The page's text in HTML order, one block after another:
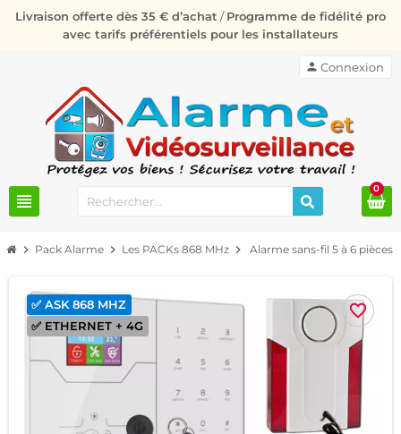
Livraison offerte dès 35 € d’achat /Programme de fidélité pro
avec tarifs préférentiels pour les installateurs
view_headline
person Connexion
0
chevron_right Pack Alarme chevron_right Les PACKs 868 MHz chevron_right Alarme sans-fil 5 à 6
favorite_border
✅ ETHERNET + 4G
✅ ASK 868 MHZ